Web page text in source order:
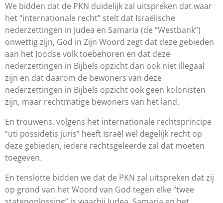
We bidden dat de PKN duidelijk zal uitspreken dat waar
het “internationale recht” stelt dat Israëlische
nederzettingen in Judea en Samaria (de “Westbank”)
onwettig zijn, God in Zijn Woord zegt dat deze gebieden
aan het Joodse volk toebehoren en dat deze
nederzettingen in Bijbels opzicht dan ook niet illegaal
zijn en dat daarom de bewoners van deze
nederzettingen in Bijbels opzicht ook geen kolonisten
zijn, maar rechtmatige bewoners van het land.
En trouwens, volgens het internationale rechtsprincipe
“uti possidetis juris” heeft Israël wel degelijk recht op
deze gebieden, iedere rechtsgeleerde zal dat moeten
toegeven.
En tenslotte bidden we dat de PKN zal uitspreken dat zij
op grond van het Woord van God tegen elke “twee